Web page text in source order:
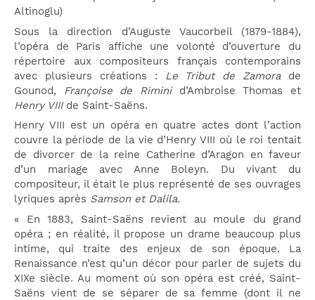
Altinoglu)
Sous la direction d’Auguste Vaucorbeil (1879-1884),
l’opéra de Paris affiche une volonté d’ouverture du
répertoire aux compositeurs français contemporains
avec plusieurs créations : Le Tribut de Zamorade
Gounod, Françoise de Rimini d’Ambroise Thomas et
Henry VIIIde Saint-Saëns.
Henry VIII est un opéra en quatre actes dont l’action
couvre la période de la vie d’Henry VIII où le roi tentait
de divorcer de la reine Catherine d’Aragon en faveur
d’un mariage avec Anne Boleyn. Du vivant du
compositeur, il était le plus représenté de ses ouvrages
lyriques après Samson et Dalila.
« En 1883, Saint-Saëns revient au moule du grand
opéra ; en réalité, il propose un drame beaucoup plus
intime, qui traite des enjeux de son époque. La
Renaissance n’est qu’un décor pour parler de sujets du
XIXe siècle. Au moment où son opéra est créé, Saint-
Saëns vient de se séparer de sa femme (dont il ne